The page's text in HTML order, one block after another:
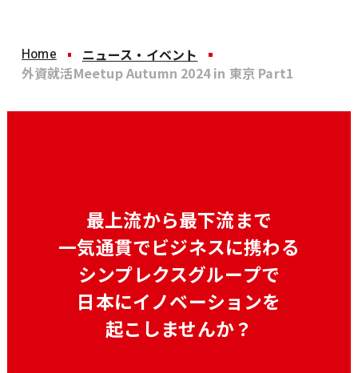
Home
ニュース・イベント
外資就活Meetup Autumn 2024 in 東京 Part1
最上流から最下流まで
一気通貫でビジネスに携わる
シンプレクスグループで
日本にイノベーションを
起こしませんか？